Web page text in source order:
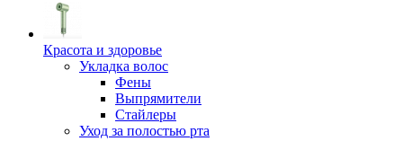
Красота и здоровье
Укладка волос
Фены
Выпрямители
Стайлеры
Уход за полостью рта